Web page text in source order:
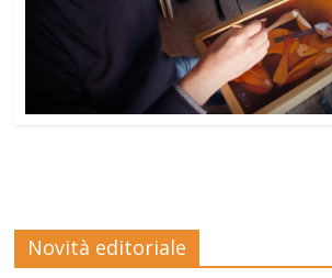
Novità editoriale